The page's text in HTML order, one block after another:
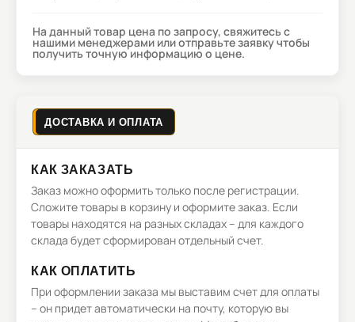
На данный товар цена по запросу, свяжитесь с
нашими менеджерами или отправьте заявку чтобы
получить точную информацию о цене.
ДОСТАВКА И ОПЛАТА
КАК ЗАКАЗАТЬ
Заказ можно оформить только после регистрации.
Сложите товары в корзину и оформите заказ. Если
товары находятся на разных складах – для каждого
склада будет сформирован отдельный счет.
КАК ОПЛАТИТЬ
При оформлении заказа мы выставим счет для оплаты
– он придет автоматически на почту, которую вы